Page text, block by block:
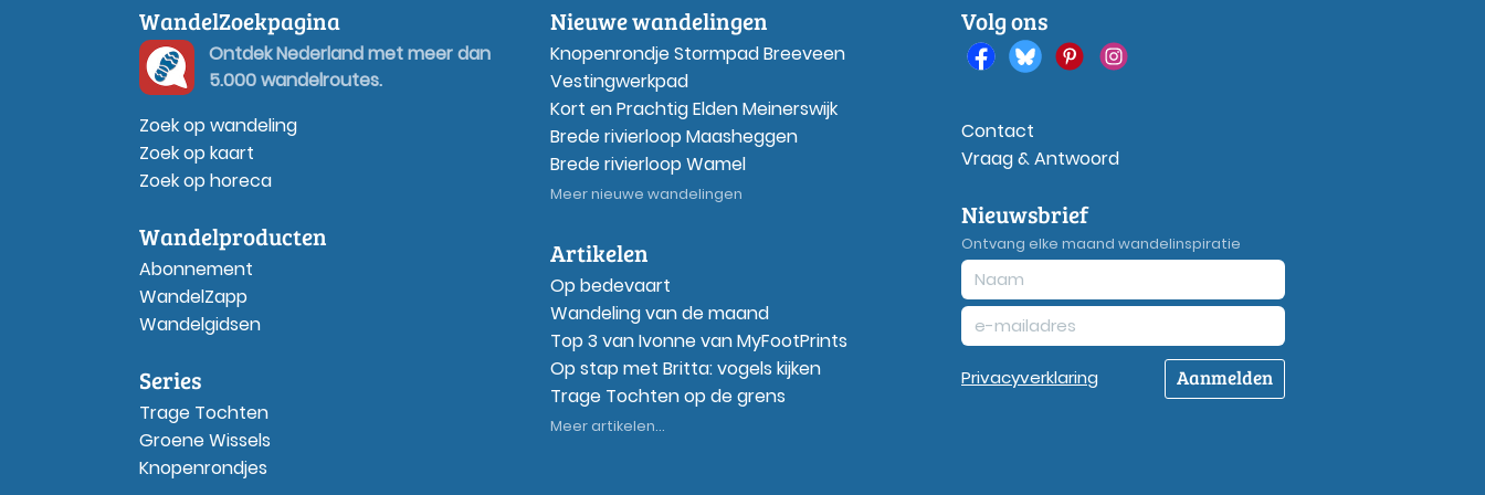
WandelZoekpagina
Ontdek Nederland met meer dan
5.000 wandelroutes.
Zoek op wandeling
Zoek op kaart
Zoek op horeca
Wandelproducten
Abonnement
WandelZapp
Wandelgidsen
Series
Trage Tochten
Groene Wissels
Knopenrondjes
Nieuwe wandelingen
Knopenrondje Stormpad Breeveen
Vestingwerkpad
Kort en Prachtig Elden Meinerswijk
Brede rivierloop Maasheggen
Brede rivierloop Wamel
Meer nieuwe wandelingen
Artikelen
Op bedevaart
Wandeling van de maand
Top 3 van Ivonne van MyFootPrints
Op stap met Britta: vogels kijken
Trage Tochten op de grens
Meer artikelen...
Volg ons
Contact
Vraag & Antwoord
Nieuwsbrief
Ontvang elke maand wandelinspiratie
Privacyverklaring Aanmelden